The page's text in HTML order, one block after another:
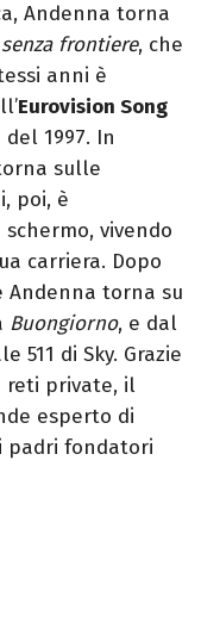
Andenna torna
frontiere, che
anni è
Eurovision Song
1997. In
sulle
poi, è
vivendo
carriera. Dopo
Andenna torna su
Buongiorno, e dal
511 di Sky. Grazie
reti private, il
esperto di
padri fondatori